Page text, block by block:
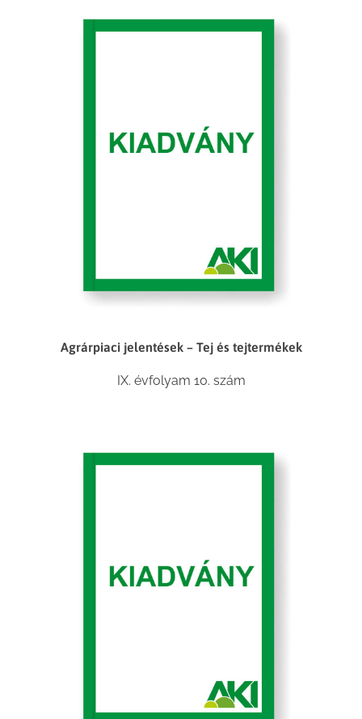
Agrárpiaci jelentések – Tej és tejtermékek
IX. évfolyam 10. szám